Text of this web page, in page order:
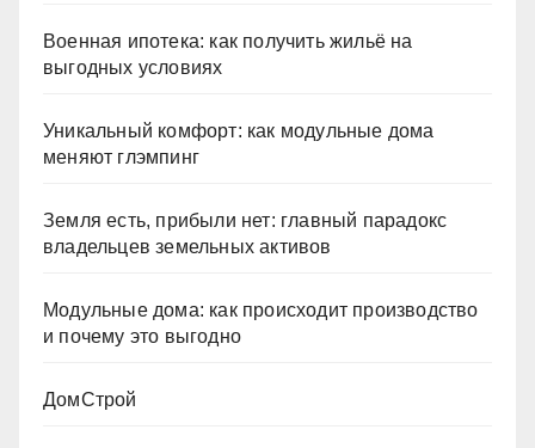
Военная ипотека: как получить жильё на
выгодных условиях
Уникальный комфорт: как модульные дома
меняют глэмпинг
Земля есть, прибыли нет: главный парадокс
владельцев земельных активов
Модульные дома: как происходит производство
и почему это выгодно
ДомСтрой